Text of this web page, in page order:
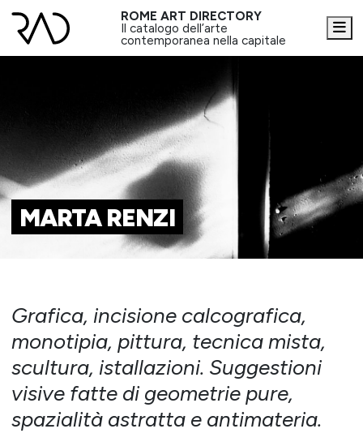
ROME ART DIRECTORY
Il catalogo dell’arte
contemporanea nella capitale
MARTA RENZI
Grafica, incisione calcografica,
monotipia, pittura, tecnica mista,
scultura, istallazioni. Suggestioni
visive fatte di geometrie pure,
spazialità astratta e antimateria.